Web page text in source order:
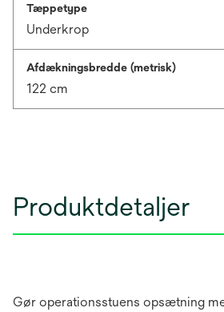
Tæppetype
Underkrop
Afdækningsbredde (metrisk)
122 cm
Produktdetaljer
Gør operationsstuens opsætning